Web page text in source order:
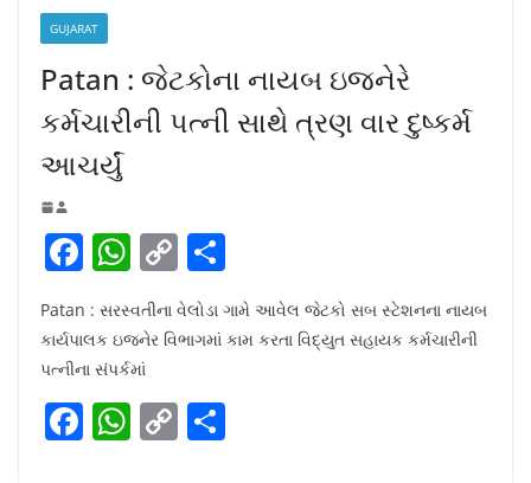
GUJARAT
Patan : જેટકોના નાયબ ઇજનેરે
કર્મચારીની પત્ની સાથે ત્રણ વાર દુષ્કર્મ
આચર્યું
F
c
e
b
o
W
h
at
s
A
p
C
o
p
Li
n
h
ar
Patan : સરસ્વતીના વેલોડા ગામે આવેલ જેટકો સબ સ્ટેશનના નાયબ
કાર્યપાલક ઇજનેર વિભાગમાં કામ કરતા વિદ્યુત સહાયક કર્મચારીની
પત્નીના સંપર્કમાં
F W C